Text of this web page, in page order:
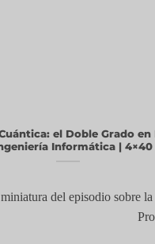
el Doble Grado en
Informática | 4×40